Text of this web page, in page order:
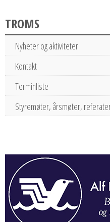
TROMS
Nyheter og aktiviteter
Kontakt
Terminliste
Styremøter, årsmøter,